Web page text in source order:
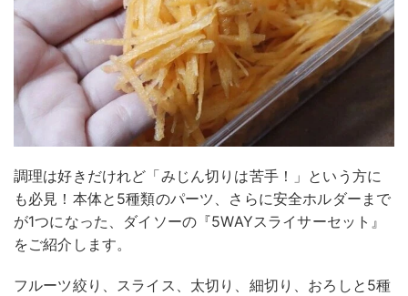
調理は好きだけれど「みじん切りは苦手！」という方に
も必見！本体と5種類のパーツ、さらに安全ホルダーまで
が1つになった、ダイソーの『5WAYスライサーセット』
をご紹介します。
フルーツ絞り、スライス、太切り、細切り、おろしと5種